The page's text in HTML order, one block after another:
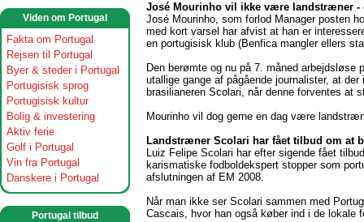
Viden om Portugal
Fakta om Portugal
Rejsen til Portugal
Byer & steder i Portugal
Portugisisk sprog
Portugisisk kultur
Bolig & investering
Aktiv ferie
Golf i Portugal
Vin fra Portugal
Danskere i Portugal
Portugal tilbud
José Mourinho vil ikke være landstræner -
José Mourinho, som forlod Manager posten
med kort varsel har afvist at han er
en portugisisk klub (Benfica mangler ellers
Den berømte og nu på 7. måned
utallige gange af pågående journalister, at
brasilianeren Scolari, når denne forventes at
Mourinho vil dog gerne en dag være
Landstræner Scolari har fået tilbud om at
Luiz Felipe Scolari har efter sigende fået
karismatiske fodboldekspert stopper som
afslutningen af EM 2008.
Når man ikke ser Scolari sammen med
Cascais, hvor han også køber ind i de lokale